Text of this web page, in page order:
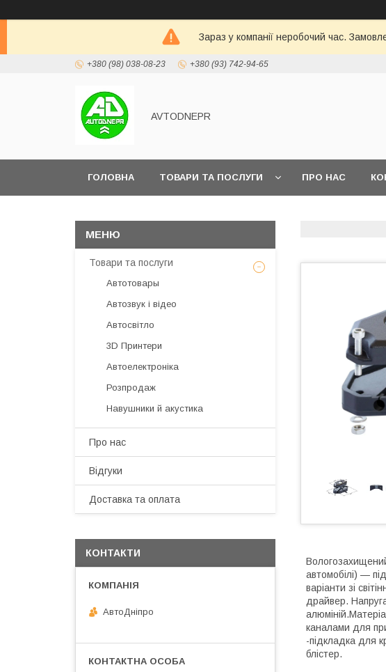
Зараз у компанії неробочий час.
+380 (98) 038-08-23 +380 (93) 742-94-65
AVTODNEPR
ГОЛОВНА ТОВАРИ ТА ПОСЛУГИ ПРО НАС
автомобілі) —
варіанти зі
драйвер.
каналами для
-підкладка для
блістер.
Товари та послуги
Автотовары
Автозвук і відео
Автосвітло
3D Принтери
Автоелектроніка
Розпродаж
Навушники й акустика
Про нас
Відгуки
Доставка та оплата
КОНТАКТИ
АвтоДнiпро